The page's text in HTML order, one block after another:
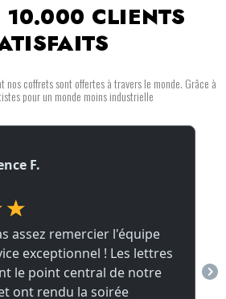
10.000 CLIENTS
nos coffrets sont offertes à travers le monde. Grâce à
pour un monde moins industrielle